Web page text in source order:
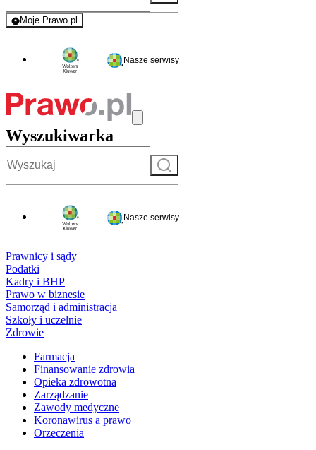
Moje Prawo.pl
- rejestracja i logowanie do serwisu
Nasze serwisy
Wyszukiwarka
Szukaj
Nasze serwisy
Prawnicy i sądy
Podatki
Kadry i BHP
Prawo w biznesie
Samorząd i administracja
Szkoły i uczelnie
Zdrowie
Farmacja
Finansowanie zdrowia
Opieka zdrowotna
Zarządzanie
Zawody medyczne
Koronawirus a prawo
Orzeczenia